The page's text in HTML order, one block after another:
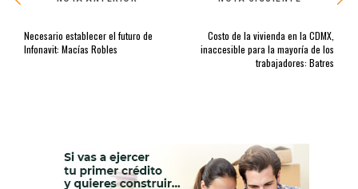
Necesario establecer el futuro de
Infonavit: Macías Robles
Costo de la vivienda en la CDMX,
inaccesible para la mayoría de los
trabajadores: Batres